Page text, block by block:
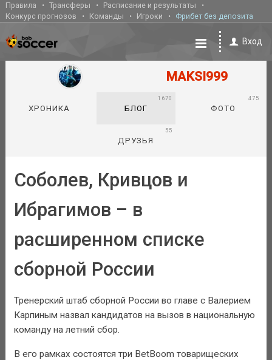
Правила Трансферы
Расписание и результаты
Конкурс прогнозов
Команды Игроки Фрибет без депозита
Вход
MAKSI999
ХРОНИКА БЛОГ
1670
ФОТО
475
ДРУЗЬЯ
55
Соболев, Кривцов и
Ибрагимов – в
расширенном списке
сборной России
Тренерский штаб сборной России во главе с Валерием
Карпиным назвал кандидатов на вызов в национальную
команду на летний сбор.
В его рамках состоятся три BetBoom товарищеских